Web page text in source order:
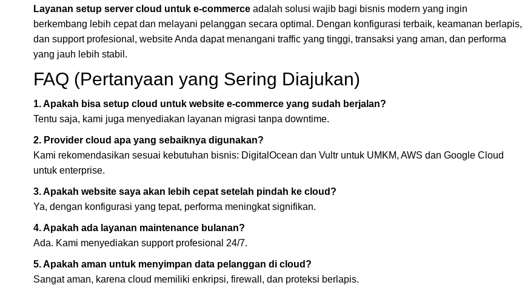
Layanan setup server cloud untuk e-commerce adalah solusi wajib bagi bisnis modern yang ingin
berkembang lebih cepat dan melayani pelanggan secara optimal. Dengan konfigurasi terbaik, keamanan berlapis,
dan support profesional, website Anda dapat menangani traffic yang tinggi, transaksi yang aman, dan performa
yang jauh lebih stabil.
FAQ (Pertanyaan yang Sering Diajukan)
1. Apakah bisa setup cloud untuk website e-commerce yang sudah berjalan?
Tentu saja, kami juga menyediakan layanan migrasi tanpa downtime.
2. Provider cloud apa yang sebaiknya digunakan?
Kami rekomendasikan sesuai kebutuhan bisnis: DigitalOcean dan Vultr untuk UMKM, AWS dan Google Cloud
untuk enterprise.
3. Apakah website saya akan lebih cepat setelah pindah ke cloud?
Ya, dengan konfigurasi yang tepat, performa meningkat signifikan.
4. Apakah ada layanan maintenance bulanan?
Ada. Kami menyediakan support profesional 24/7.
5. Apakah aman untuk menyimpan data pelanggan di cloud?
Sangat aman, karena cloud memiliki enkripsi, firewall, dan proteksi berlapis.